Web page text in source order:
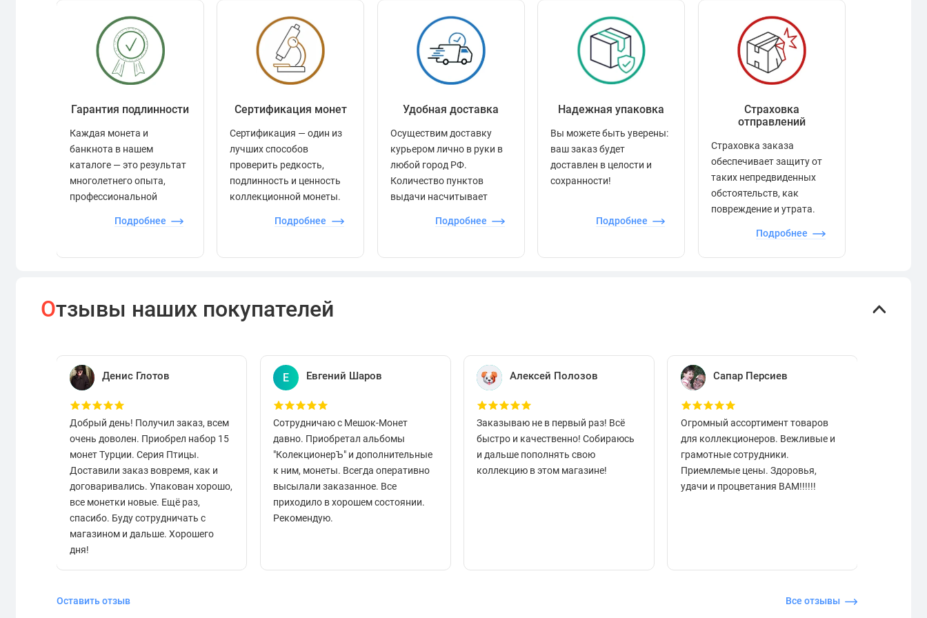
материалах они представлены исключительно для визуализации порядка раскладки.
Гарантия подлинности
Каждая монета и
банкнота в нашем
каталоге — это результат
многолетнего опыта,
профессиональной
контроля.
Подробнее
Сертификация монет
Сертификация — один из
лучших способов
проверить редкость,
подлинность и ценность
коллекционной монеты.
Подробнее
Удобная доставка
Осуществим доставку
курьером лично в руки в
любой город РФ.
Количество пунктов
выдачи насчитывает
всей стране.
Подробнее
Надежная упаковка
Вы можете быть уверены:
ваш заказ будет
доставлен в целости и
сохранности!
Подробнее
Страховка
отправлений
Страховка заказа
обеспечивает защиту от
таких непредвиденных
обстоятельств, как
повреждение и утрата.
Подробнее
Отзывы наших покупателей
Денис Глотов
Добрый день! Получил заказ, всем
очень доволен. Приобрел набор 15
монет Турции. Серия Птицы.
Доставили заказ вовремя, как и
договаривались. Упакован хорошо,
все монетки новые. Ещё раз,
спасибо. Буду сотрудничать с
магазином и дальше. Хорошего
дня!
Е Евгений Шаров
Сотрудничаю с Мешок-Монет
давно. Приобретал альбомы
"КолекционерЪ" и дополнительные
к ним, монеты. Всегда оперативно
высылали заказанное. Все
приходило в хорошем состоянии.
Рекомендую.
Алексей Полозов
Заказываю не в первый раз! Всё
быстро и качественно! Собираюсь
и дальше пополнять свою
коллекцию в этом магазине!
Сапар Персиев
Огромный ассортимент товаров
для коллекционеров. Вежливые и
грамотные сотрудники.
Приемлемые цены. Здоровья,
удачи и процветания ВАМ!!!!!!
Оставить отзыв Все отзывы